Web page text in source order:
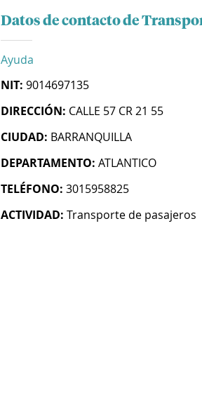
Datos de contacto de
Ayuda
NIT: 9014697135
DIRECCIÓN: CALLE 57 CR 21 55
CIUDAD: BARRANQUILLA
DEPARTAMENTO: ATLANTICO
TELÉFONO: 3015958825
ACTIVIDAD: Transporte de pasajeros